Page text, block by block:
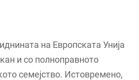
на Европската Унија
и со полноправното
семејство. Истовремено,